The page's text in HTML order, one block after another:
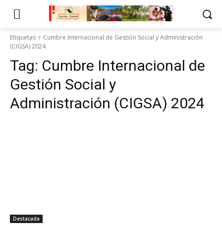
Etiquetas
Cumbre Internacional de Gestión Social y Administración
(CIGSA) 2024
Tag: Cumbre Internacional de
Gestión Social y
Administración (CIGSA) 2024
Destacada